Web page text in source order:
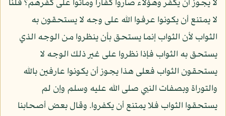
لا يجوز أن يكفر وهؤلاء صاروا كفاراً وماتوا على كفرهم؟ قلنا
لا يمتنع أن يكونوا عرفوا الله على وجه لا يستحقون به
الثواب لأن الثواب إنما يستحق بأن ينظروا من الوجه الذي
يستحق به الثواب فإذا نظروا على غير ذلك الوجه لا
يستحقون الثواب فعلى هذا يجوز أن يكونوا عارفين بالله
والتوراة وبصفات النبي صلى الله عليه وسلم وإن لم
يستحقوا الثواب فلا يمتنع أن يكفروا. وقال بعض أصحابنا